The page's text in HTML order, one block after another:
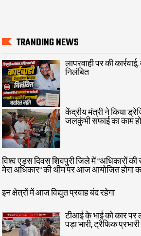
TRANDING NEWS
लापरवाही पर की
निलंबित
केंद्रीय मंत्री ने किया
जलकुंभी सफाई का काम
विश्व एड्स दिवस शिवपुरी जिले में "अधिकारों की
मेरा अधिकार" की थीम पर आज आयोजित होगा
इन क्षेत्रों में आज विद्युत प्रवाह बंद रहेगा
टीआई के भाई को कार पर
पड़ा भारी, ट्रैफिक